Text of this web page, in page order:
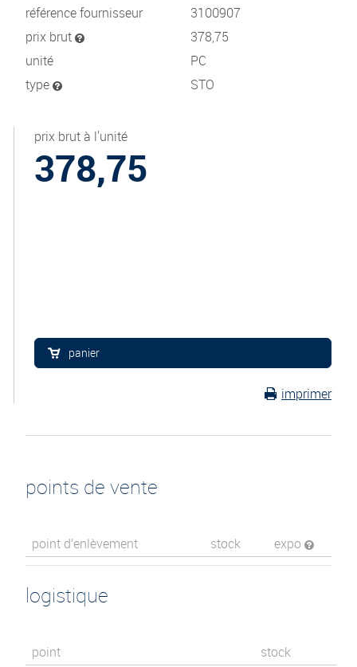
référence fournisseur
3100907
prix brut
378,75
unité
PC
type
STO
prix brut à l'unité
378,75
panier
imprimer
points de vente
point d’enlèvement stock expo
logistique
point stock